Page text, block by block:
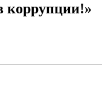
коррупции!»